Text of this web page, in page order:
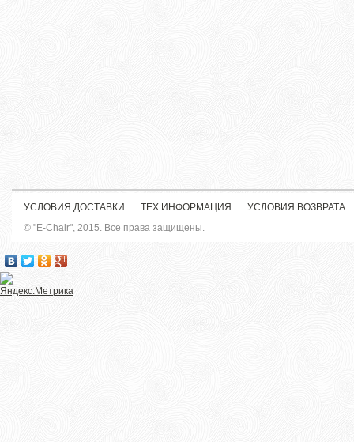
УСЛОВИЯ ДОСТАВКИ ТЕХ.ИНФОРМАЦИЯ
УСЛОВИЯ ВОЗВРАТА
© "E-Chair", 2015. Все права защищены.